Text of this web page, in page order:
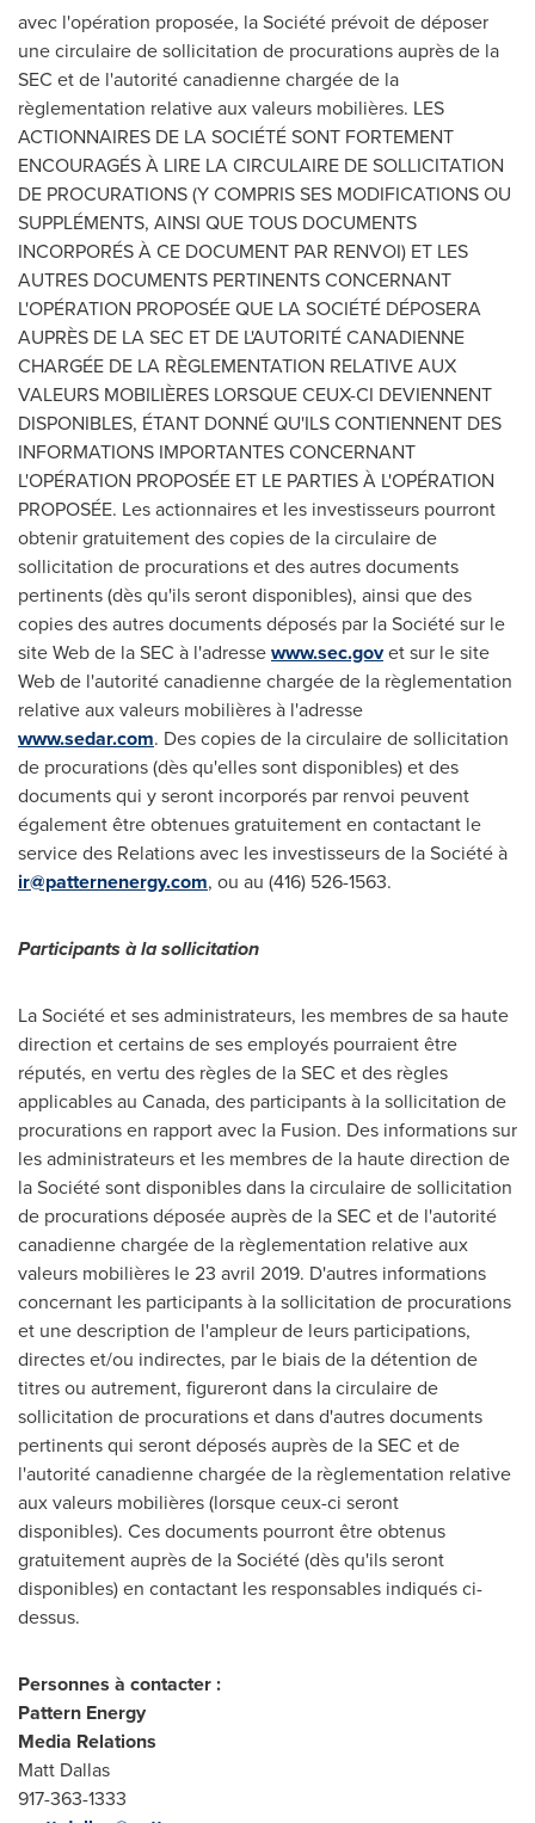
avec l'opération proposée, la Société prévoit de déposer
une circulaire de sollicitation de procurations auprès de la
SEC et de l'autorité canadienne chargée de la
règlementation relative aux valeurs mobilières. LES
ACTIONNAIRES DE LA SOCIÉTÉ SONT FORTEMENT
ENCOURAGÉS À LIRE LA CIRCULAIRE DE SOLLICITATION
DE PROCURATIONS (Y COMPRIS SES MODIFICATIONS OU
SUPPLÉMENTS, AINSI QUE TOUS DOCUMENTS
INCORPORÉS À CE DOCUMENT PAR RENVOI) ET LES
AUTRES DOCUMENTS PERTINENTS CONCERNANT
L'OPÉRATION PROPOSÉE QUE LA SOCIÉTÉ DÉPOSERA
AUPRÈS DE LA SEC ET DE L'AUTORITÉ CANADIENNE
CHARGÉE DE LA RÈGLEMENTATION RELATIVE AUX
VALEURS MOBILIÈRES LORSQUE CEUX-CI DEVIENNENT
DISPONIBLES, ÉTANT DONNÉ QU'ILS CONTIENNENT DES
INFORMATIONS IMPORTANTES CONCERNANT
L'OPÉRATION PROPOSÉE ET LE PARTIES À L'OPÉRATION
PROPOSÉE. Les actionnaires et les investisseurs pourront
obtenir gratuitement des copies de la circulaire de
sollicitation de procurations et des autres documents
pertinents (dès qu'ils seront disponibles), ainsi que des
copies des autres documents déposés par la Société sur le
site Web de la SEC à l'adressewww.sec.govet sur le site
Web de l'autorité canadienne chargée de la règlementation
relative aux valeurs mobilières à l'adresse
www.sedar.com. Des copies de la circulaire de sollicitation
de procurations (dès qu'elles sont disponibles) et des
documents qui y seront incorporés par renvoi peuvent
également être obtenues gratuitement en contactant le
service des Relations avec les investisseurs de la Société à
ir@patternenergy.com, ou au (416) 526-1563.
Participants à la sollicitation
La Société et ses administrateurs, les membres de sa haute
direction et certains de ses employés pourraient être
réputés, en vertu des règles de la SEC et des règles
applicables au Canada, des participants à la sollicitation de
procurations en rapport avec la Fusion. Des informations sur
les administrateurs et les membres de la haute direction de
la Société sont disponibles dans la circulaire de sollicitation
de procurations déposée auprès de la SEC et de l'autorité
canadienne chargée de la règlementation relative aux
valeurs mobilières le 23 avril 2019. D'autres informations
concernant les participants à la sollicitation de procurations
et une description de l'ampleur de leurs participations,
directes et/ou indirectes, par le biais de la détention de
titres ou autrement, figureront dans la circulaire de
sollicitation de procurations et dans d'autres documents
pertinents qui seront déposés auprès de la SEC et de
l'autorité canadienne chargée de la règlementation relative
aux valeurs mobilières (lorsque ceux-ci seront
disponibles). Ces documents pourront être obtenus
gratuitement auprès de la Société (dès qu'ils seront
disponibles) en contactant les responsables indiqués ci-
dessus.
Personnes à contacter :
Pattern Energy
Media Relations
Matt Dallas
917-363-1333